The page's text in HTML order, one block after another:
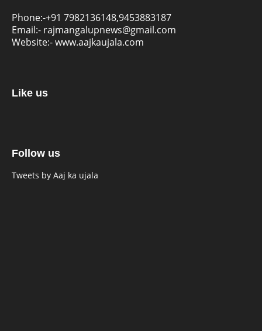
Phone:-+91 7982136148,9453883187
Email:- rajmangalupnews@gmail.com
Website:-www.aajkaujala.com
Like us
Follow us
Tweets by Aaj ka ujala